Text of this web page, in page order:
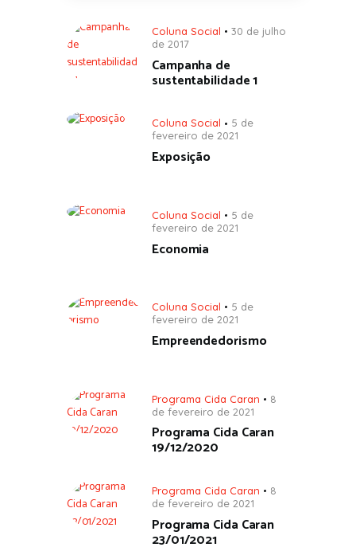
Coluna Social
30 de julho
de 2017
Campanha de
sustentabilidade 1
Coluna Social
5 de
fevereiro de 2021
Exposição
Coluna Social
5 de
fevereiro de 2021
Economia
Coluna Social
5 de
fevereiro de 2021
Empreendedorismo
Programa Cida Caran
8
de fevereiro de 2021
Programa Cida Caran
19/12/2020
Programa Cida Caran
8
de fevereiro de 2021
Programa Cida Caran
23/01/2021